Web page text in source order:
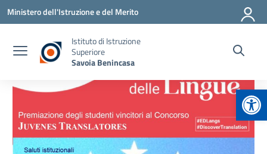
Vai ai contenuti
Vai al menu di navigazione
Vai al footer
Ministero dell'Istruzione e del Merito
Istituto di Istruzione
Superiore
Savoia Benincasa